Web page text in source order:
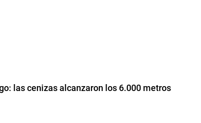
las cenizas alcanzaron los 6.000 metros